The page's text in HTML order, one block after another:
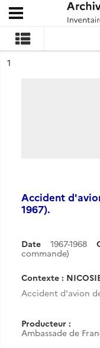
Archives
Ouvrir le menu
n°
1
Accident
1967).
Date 1967-1968
commande)
Contexte :
Accident d'avion
Producteur :
Ambassade de